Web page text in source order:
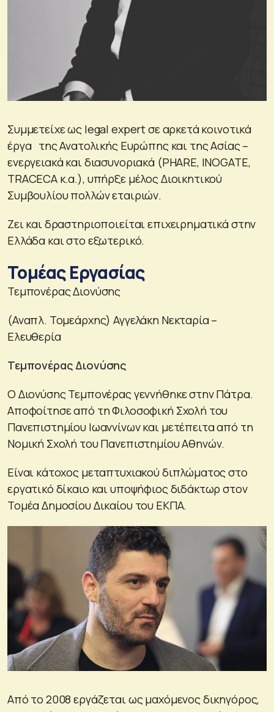
Συμμετείχε ως legal expert σε αρκετά κοινοτικά
έργα της Ανατολικής Ευρώπης και της Ασίας –
ενεργειακά και διασυνοριακά (PHARE, INOGATE,
TRACECA κ.α.), υπήρξε μέλος Διοικητικού
Συμβουλίου πολλών εταιριών.
Ζει και δραστηριοποιείται επιχειρηματικά στην
Ελλάδα και στο εξωτερικό.
Τομέας Εργασίας
Τεμπονέρας Διονύσης
(Αναπλ. Τομεάρχης) Αγγελάκη Νεκταρία –
Ελευθερία
Τεμπονέρας Διονύσης
Ο Διονύσης Τεμπονέρας γεννήθηκε στην Πάτρα.
Αποφοίτησε από τη Φιλοσοφική Σχολή του
Πανεπιστημίου Ιωαννίνων και μετέπειτα από τη
Νομική Σχολή του Πανεπιστημίου Αθηνών.
Είναι κάτοχος μεταπτυχιακού διπλώματος στο
εργατικό δίκαιο και υποψήφιος διδάκτωρ στον
Τομέα Δημοσίου Δικαίου του ΕΚΠΑ.
Από το 2008 εργάζεται ως μαχόμενος δικηγόρος,